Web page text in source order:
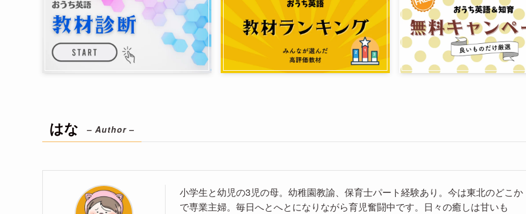
はな – Author –
小学生と幼児の3児の母。幼稚園教諭、保育士パート経験あり。今は東北のどこか
で専業主婦。毎日へとへとになりながら育児奮闘中です。日々の癒しは甘いも